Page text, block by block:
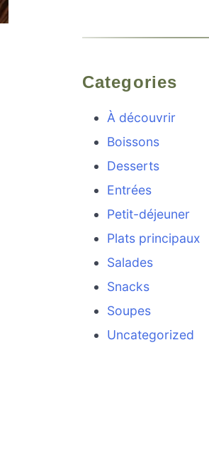
Categories
À découvrir
Boissons
Desserts
Entrées
Petit-déjeuner
Plats principaux
Salades
Snacks
Soupes
Uncategorized